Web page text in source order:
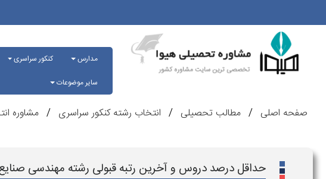
مدارس کنکور سراسری
سایر موضوعات
صفحه اصلی مطالب تحصیلی انتخاب رشته کنکور سراسری مشاوره
حداقل درصد دروس و آخرین رتبه قبولی رشته مهندسی صنایع